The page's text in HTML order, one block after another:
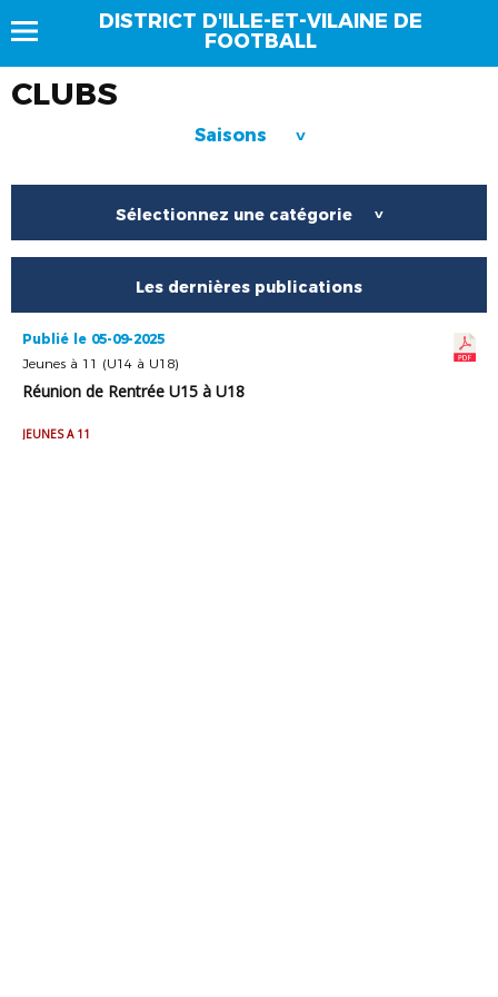
DISTRICT D'ILLE-ET-VILAINE DE
FOOTBALL
CLUBS
Saisons >
Sélectionnez une catégorie >
Les dernières publications
Publié le 05-09-2025
Jeunes à 11 (U14 à U18)
Réunion de Rentrée U15 à U18
JEUNES A 11